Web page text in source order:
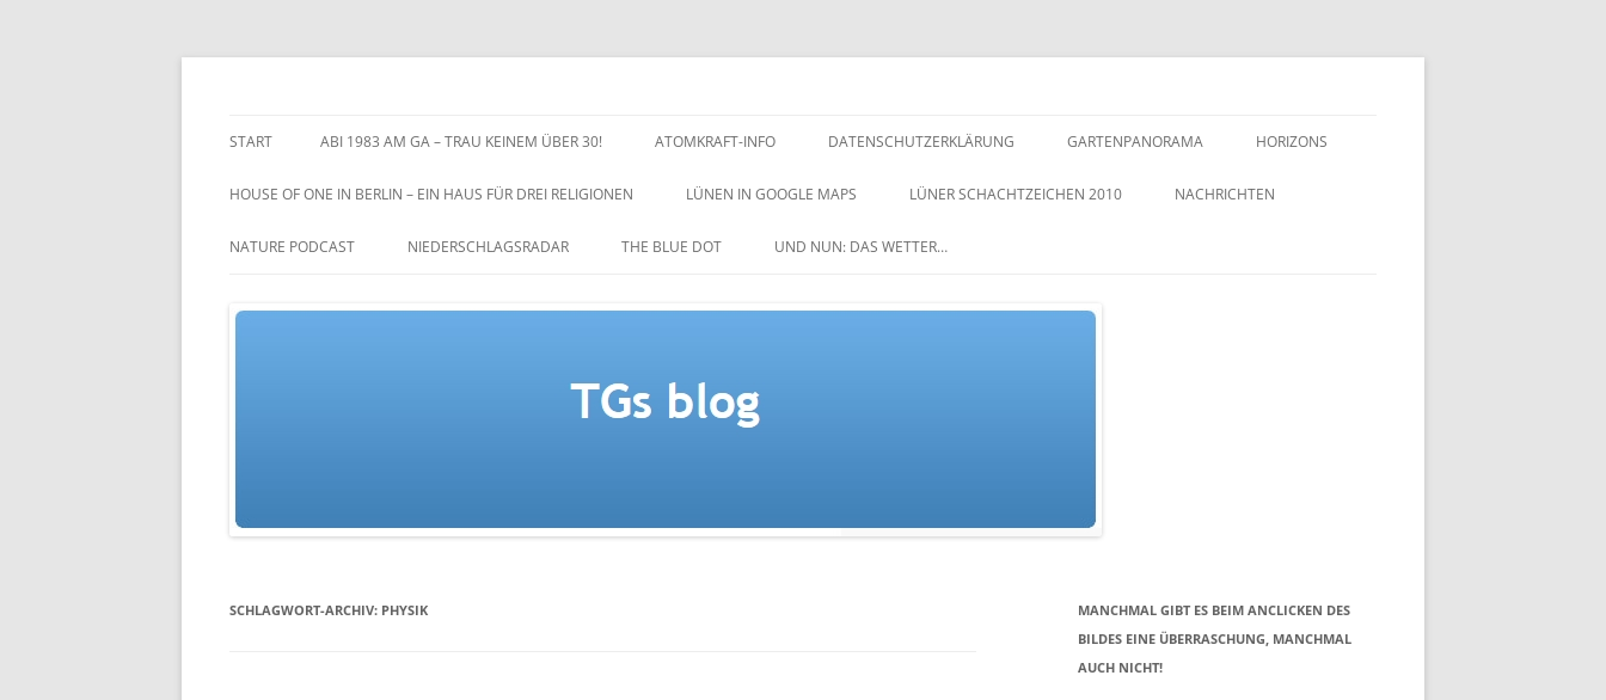
Zum
START ABI 1983 AM GA – TRAU KEINEM ÜBER 30! ATOMKRAFT-INFO DATENSCHUTZERKLÄRUNG GARTENPANORAMA HORIZONS
HOUSE OF ONE IN BERLIN – EIN HAUS FÜR DREI RELIGIONEN LÜNEN IN GOOGLE MAPS LÜNER SCHACHTZEICHEN 2010
NACHTZEICHEN-SCHACHTZEICHEN
NACHRICHTEN
NATURE PODCAST NIEDERSCHLAGSRADAR THE BLUE DOT UND NUN: DAS WETTER…
SCHLAGWORT-ARCHIV: PHYSIK
MANCHMAL GIBT ES BEIM ANCLICKEN DES
BILDES EINE ÜBERRASCHUNG, MANCHMAL
AUCH NICHT!